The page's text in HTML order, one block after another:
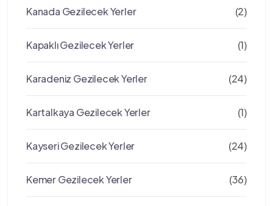
Kanada Gezilecek Yerler (2)
Kapaklı Gezilecek Yerler (1)
Karadeniz Gezilecek Yerler (24)
Kartalkaya Gezilecek Yerler (1)
Kayseri Gezilecek Yerler (24)
Kemer Gezilecek Yerler (36)